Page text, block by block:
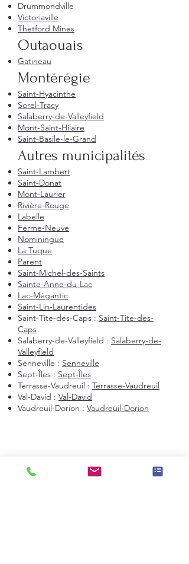
Drummondville
Victoriaville
Thetford Mines
Outaouais
Gatineau
Montérégie
Saint-Hyacinthe
Sorel-Tracy
Salaberry-de-Valleyfield
Mont-Saint-Hilaire
Saint-Basile-le-Grand
Autres municipalités
Saint-Lambert
Saint-Donat
Mont-Laurier
Rivière-Rouge
Labelle
Ferme-Neuve
Nominingue
La Tuque
Parent
Saint-Michel-des-Saints
Sainte-Anne-du-Lac
Lac-Mégantic
Saint-Lin-Laurentides
Saint-Tite-des-Caps : Saint-Tite-des-
Caps
Salaberry-de-Valleyfield : Salaberry-de-
Valleyfield
Senneville : Senneville
Sept-Îles : Sept-Îles
Terrasse-Vaudreuil : Terrasse-Vaudreuil
Val-David : Val-David
Vaudreuil-Dorion : Vaudreuil-Dorion
Montréal et environs